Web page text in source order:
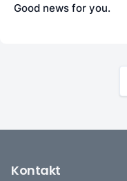
Good news for you.
Kontakt